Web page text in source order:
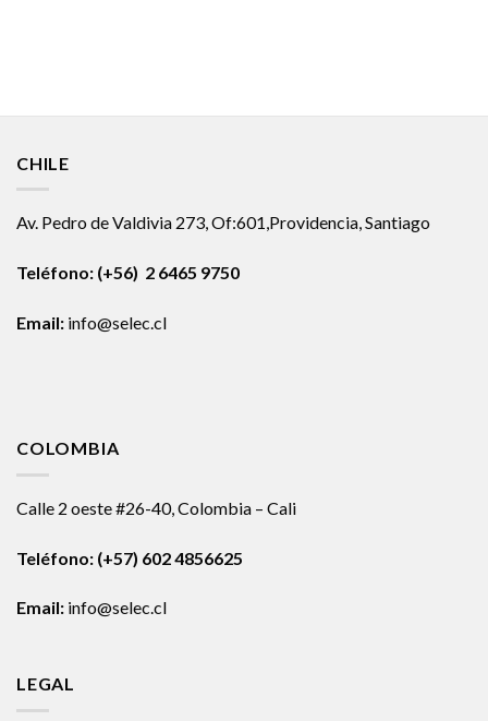
CHILE
Av. Pedro de Valdivia 273, Of:601,Providencia, Santiago
Teléfono: (+56) 2 6465 9750
Email: info@selec.cl
COLOMBIA
Calle 2 oeste #26-40, Colombia – Cali
Teléfono: (+57) 602 4856625
Email: info@selec.cl
LEGAL